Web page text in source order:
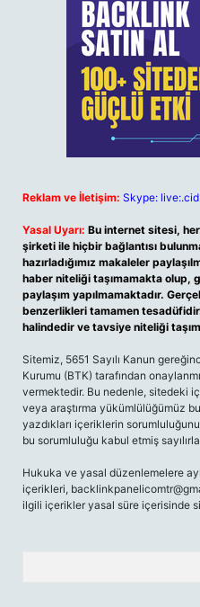
Reklam ve İletişim: Skype:
Yasal Uyarı: Bu internet sitesi,
şirketi ile hiçbir bağlantısı
hazırladığımız makaleler
haber niteliği taşımamakta olup,
paylaşım yapılmamaktadır.
benzerlikleri tamamen
halindedir ve tavsiye niteliği
Sitemiz, 5651 Sayılı Kanun
Kurumu (BTK) tarafından
vermektedir. Bu nedenle, sitedeki
veya araştırma yükümlülüğümüz
yazdıkları içeriklerin
bu sorumluluğu kabul etmiş
Hukuka ve yasal düzenlemelere
içerikleri,
ilgili içerikler yasal süre içerisinde